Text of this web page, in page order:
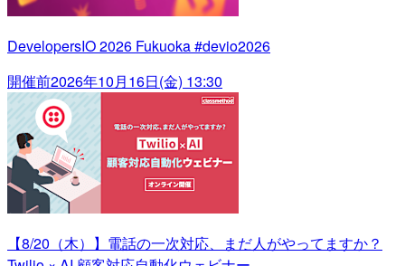
DevelopersIO 2026 Fukuoka #devio2026
開催前2026年10月16日(金) 13:30
【8/20（木）】電話の一次対応、まだ人がやってますか？